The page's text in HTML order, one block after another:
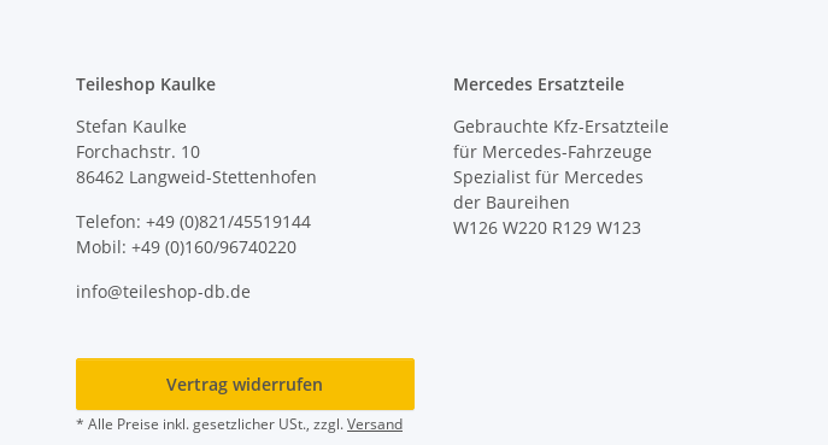
Teileshop Kaulke
Stefan Kaulke
Forchachstr. 10
86462 Langweid-Stettenhofen
Telefon: +49 (0)821/45519144
Mobil: +49 (0)160/96740220
info@teileshop-db.de
Mercedes Ersatzteile
Gebrauchte Kfz-Ersatzteile
für Mercedes-Fahrzeuge
Spezialist für Mercedes
der Baureihen
W126 W220 R129 W123
Vertrag widerrufen
* Alle Preise inkl. gesetzlicher USt., zzgl.Versand